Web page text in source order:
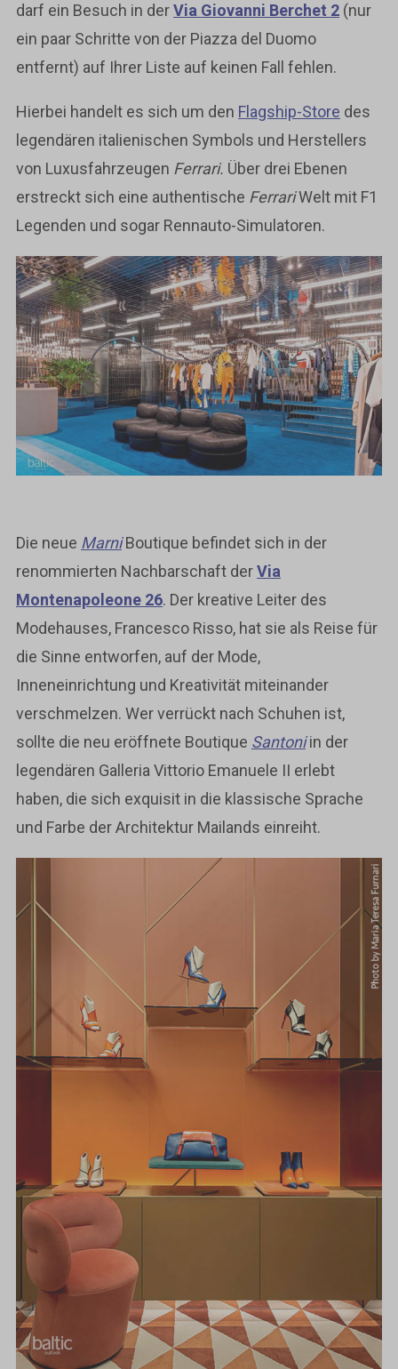
darf ein Besuch in derVia Giovanni Berchet 2 (nur
ein paar Schritte von der Piazza del Duomo
entfernt) auf Ihrer Liste auf keinen Fall fehlen.
Hierbei handelt es sich um den Flagship-Store des
legendären italienischen Symbols und Herstellers
von Luxusfahrzeugen Ferrari. Über drei Ebenen
erstreckt sich eine authentische FerrariWelt mit F1
Legenden und sogar Rennauto-Simulatoren.
Die neue MarniBoutique befindet sich in der
renommierten Nachbarschaft derVia
Montenapoleone 26. Der kreative Leiter des
Modehauses, Francesco Risso, hat sie als Reise für
die Sinne entworfen, auf der Mode,
Inneneinrichtung und Kreativität miteinander
verschmelzen. Wer verrückt nach Schuhen ist,
sollte die neu eröffnete Boutique Santoniin der
legendären Galleria Vittorio Emanuele II erlebt
haben, die sich exquisit in die klassische Sprache
und Farbe der Architektur Mailands einreiht.